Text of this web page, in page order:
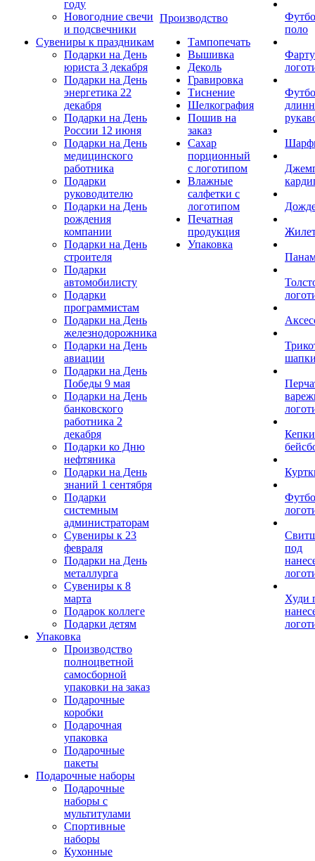
году
Новогодние свечи
и подсвечники
Сувениры к праздникам
Подарки на День
юриста 3 декабря
Подарки на День
энергетика 22
декабря
Подарки на День
России 12 июня
Подарки на День
медицинского
работника
Подарки
руководителю
Подарки на День
рождения
компании
Подарки на День
строителя
Подарки
автомобилисту
Подарки
программистам
Подарки на День
железнодорожника
Подарки на День
авиации
Подарки на День
Победы 9 мая
Подарки на День
банковского
работника 2
декабря
Подарки ко Дню
нефтяника
Подарки на День
знаний 1 сентября
Подарки
системным
администраторам
Сувениры к 23
февраля
Подарки на День
металлурга
Сувениры к 8
марта
Подарок коллеге
Подарки детям
Упаковка
Производство
полноцветной
самосборной
упаковки на заказ
Подарочные
коробки
Подарочная
упаковка
Подарочные
пакеты
Подарочные наборы
Подарочные
наборы с
мультитулами
Спортивные
наборы
Кухонные
Производство
Тампопечать
Вышивка
Деколь
Гравировка
Тиснение
Шелкография
Пошив на
заказ
Сахар
порционный
с логотипом
Влажные
салфетки с
логотипом
Печатная
продукция
Упаковка
поло
под
Худи